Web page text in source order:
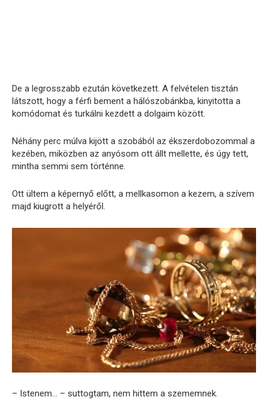
De a legrosszabb ezután következett. A felvételen tisztán
látszott, hogy a férfi bement a hálószobánkba, kinyitotta a
komódomat és turkálni kezdett a dolgaim között.
Néhány perc múlva kijött a szobából az ékszerdobozommal a
kezében, miközben az anyósom ott állt mellette, és úgy tett,
mintha semmi sem történne.
Ott ültem a képernyő előtt, a mellkasomon a kezem, a szívem
majd kiugrott a helyéről.
– Istenem… – suttogtam, nem hittem a szememnek.